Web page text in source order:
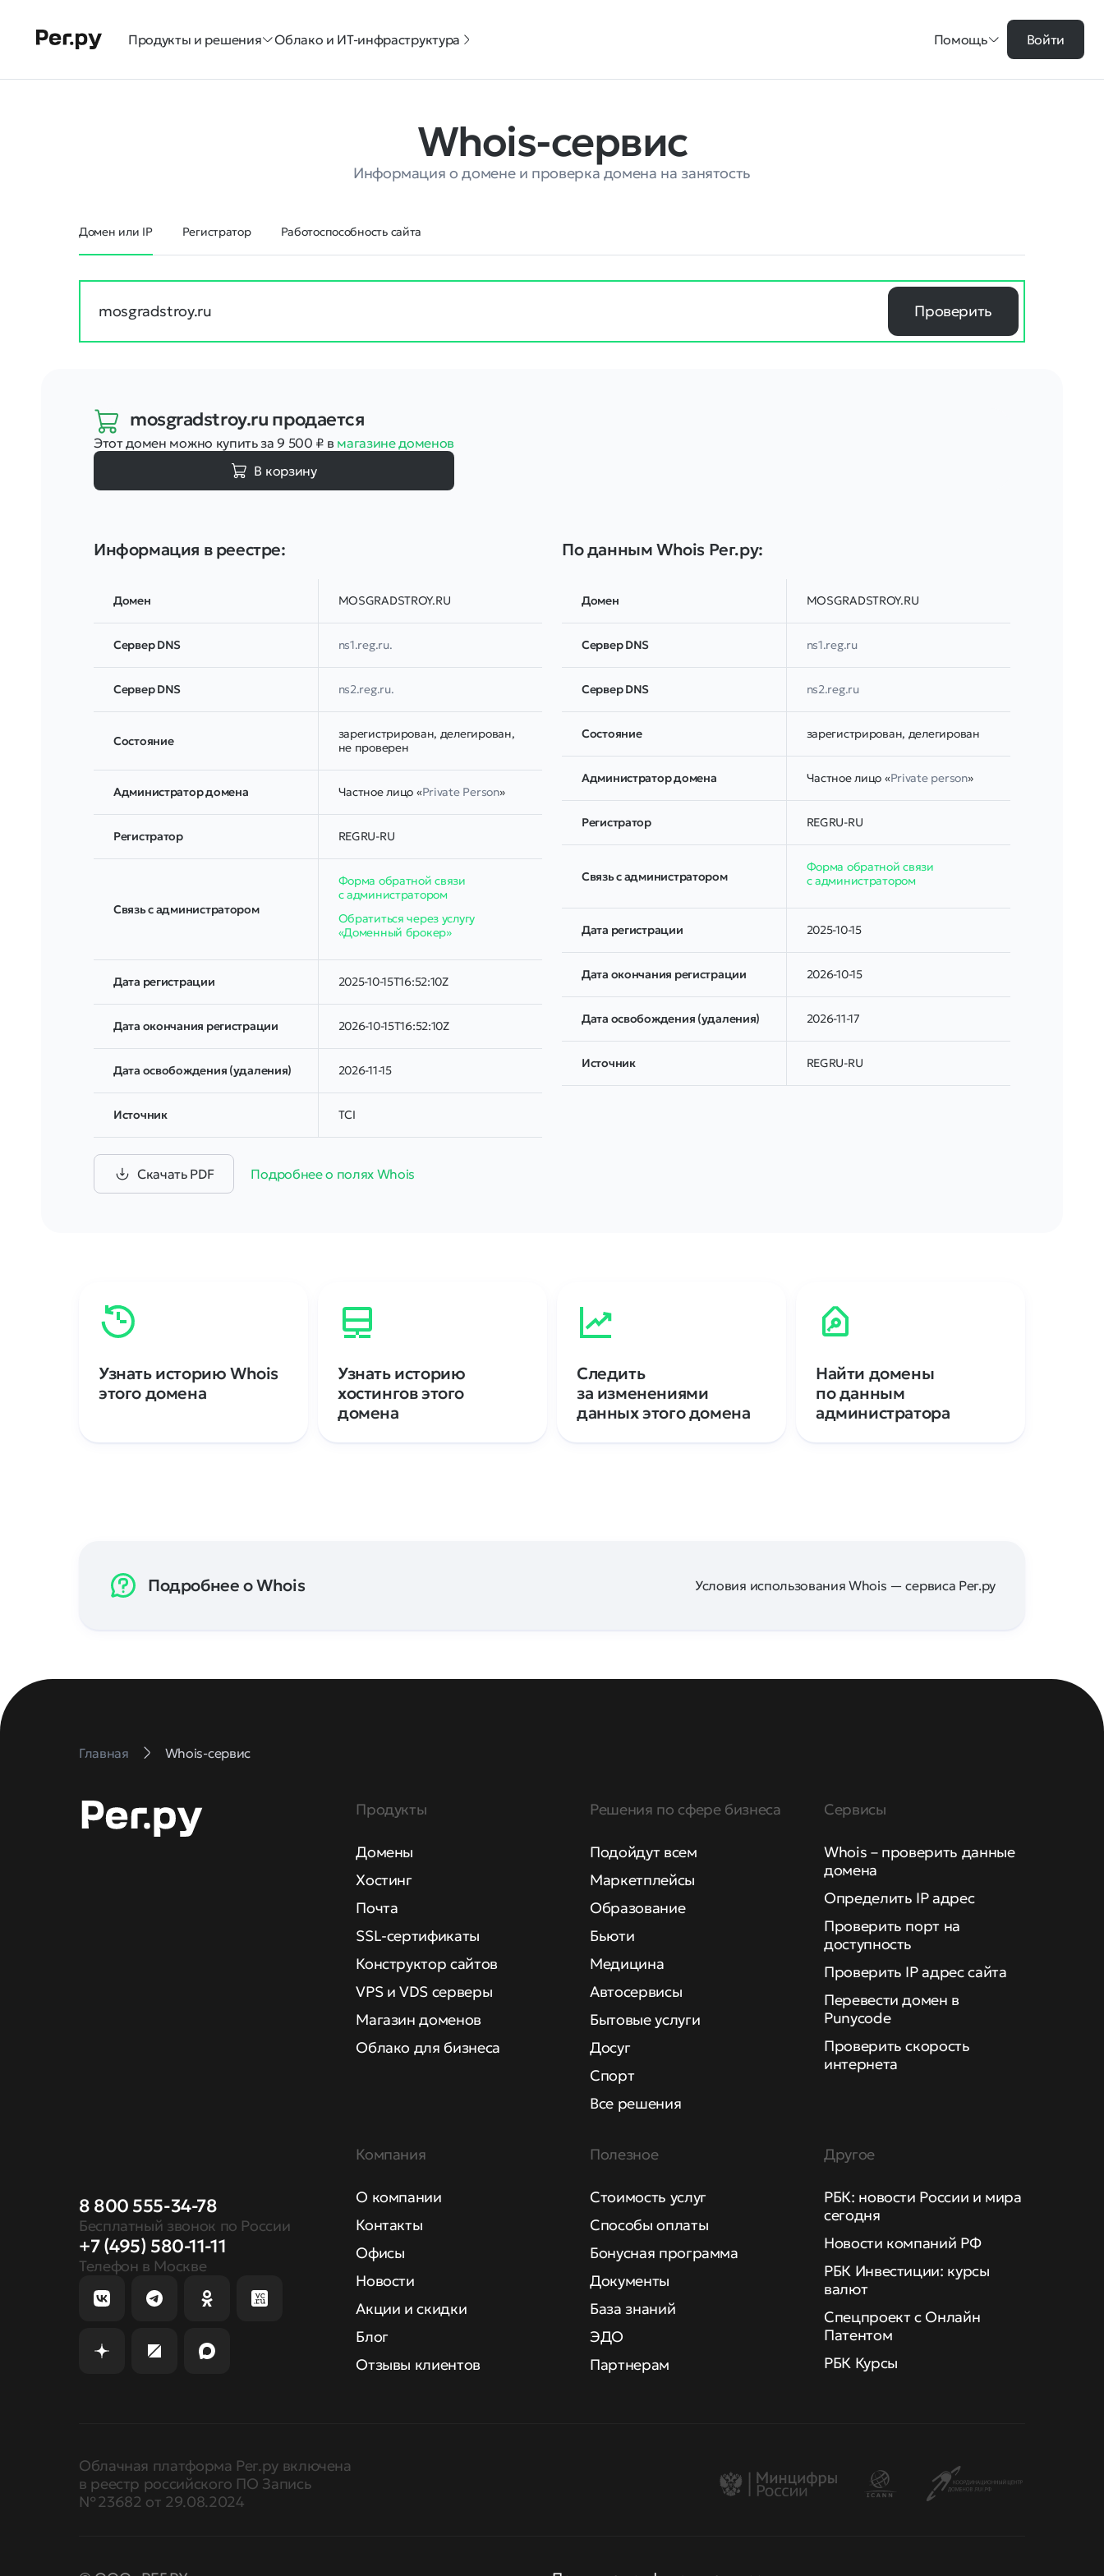
Продукты и решения Облако и ИТ-инфраструктура Помощь Войти
Whois-сервис
Информация о домене и проверка домена на занятость
Домен или IP Регистратор Работоспособность сайта
Проверить
mosgradstroy.ru продается
Этот домен можно купить за 9 500 ₽ в магазине доменов
В корзину
Информация в реестре:
Домен MOSGRADSTROY.RU
Сервер DNS ns1.reg.ru.
Сервер DNS ns2.reg.ru.
Соcтояние
зарегистрирован, делегирован,
не проверен
Администратор домена Частное лицо «Private Person»
Регистратор REGRU-RU
Связь с администратором
Форма обратной связи
с администратором
Обратиться через услугу
«Доменный брокер»
Дата регистрации 2025-10-15T16:52:10Z
Дата окончания регистрации 2026-10-15T16:52:10Z
Дата освобождения (удаления) 2026-11-15
Источник TCI
По данным Whois Рег.ру:
Домен MOSGRADSTROY.RU
Сервер DNS ns1.reg.ru
Сервер DNS ns2.reg.ru
Соcтояние зарегистрирован, делегирован
Администратор домена Частное лицо «Private person»
Регистратор REGRU-RU
Связь с администратором
Форма обратной связи
с администратором
Дата регистрации 2025-10-15
Дата окончания регистрации 2026-10-15
Дата освобождения (удаления) 2026-11-17
Источник REGRU-RU
Скачать PDF Подробнее о полях Whois
Узнать историю Whois
этого домена
Узнать историю
хостингов этого
домена
Следить
за изменениями
данных этого домена
Найти домены
по данным
администратора
Подробнее о Whois Условия использования Whois — сервиса Рег.ру
Главная Whois-сервис
8 800 555-34-78
Бесплатный звонок по России
+7 (495) 580-11-11
Телефон в Москве
Продукты
Домены
Хостинг
Почта
SSL-сертификаты
Конструктор сайтов
VPS и VDS серверы
Магазин доменов
Облако для бизнеса
Решения по сфере бизнеса
Подойдут всем
Маркетплейсы
Образование
Бьюти
Медицина
Автосервисы
Бытовые услуги
Досуг
Спорт
Все решения
Сервисы
Whois – проверить данные
домена
Определить IP адрес
Проверить порт на
доступность
Проверить IP адрес сайта
Перевести домен в
Punycode
Проверить скорость
интернета
Компания
О компании
Контакты
Офисы
Новости
Акции и скидки
Блог
Отзывы клиентов
Полезное
Стоимость услуг
Способы оплаты
Бонусная программа
Документы
База знаний
ЭДО
Партнерам
Другое
РБК: новости России и мира
сегодня
Новости компаний РФ
РБК Инвестиции: курсы
валют
Спецпроект с Онлайн
Патентом
РБК Курсы
Облачная платформа Рег.ру включена
в реестр российского ПО Запись
№ 23682 от 29.08.2024